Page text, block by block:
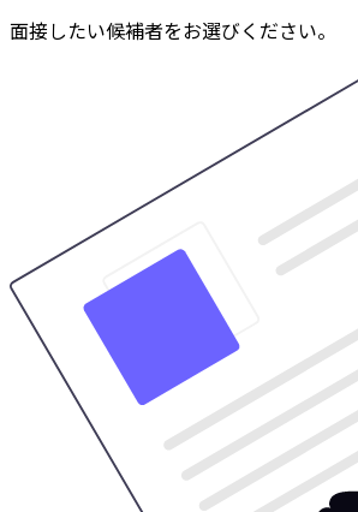
面接したい候補者をお選びください。